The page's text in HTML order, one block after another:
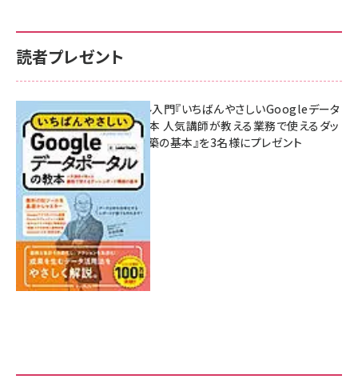
読者プレゼント
無料BIツール入門『いちばんやさしいGoogleデータ
ポータルの教本 人気講師が教える業務で使えるダッ
シュボード構築の基本』を3名様にプレゼント
7月31日 10:00